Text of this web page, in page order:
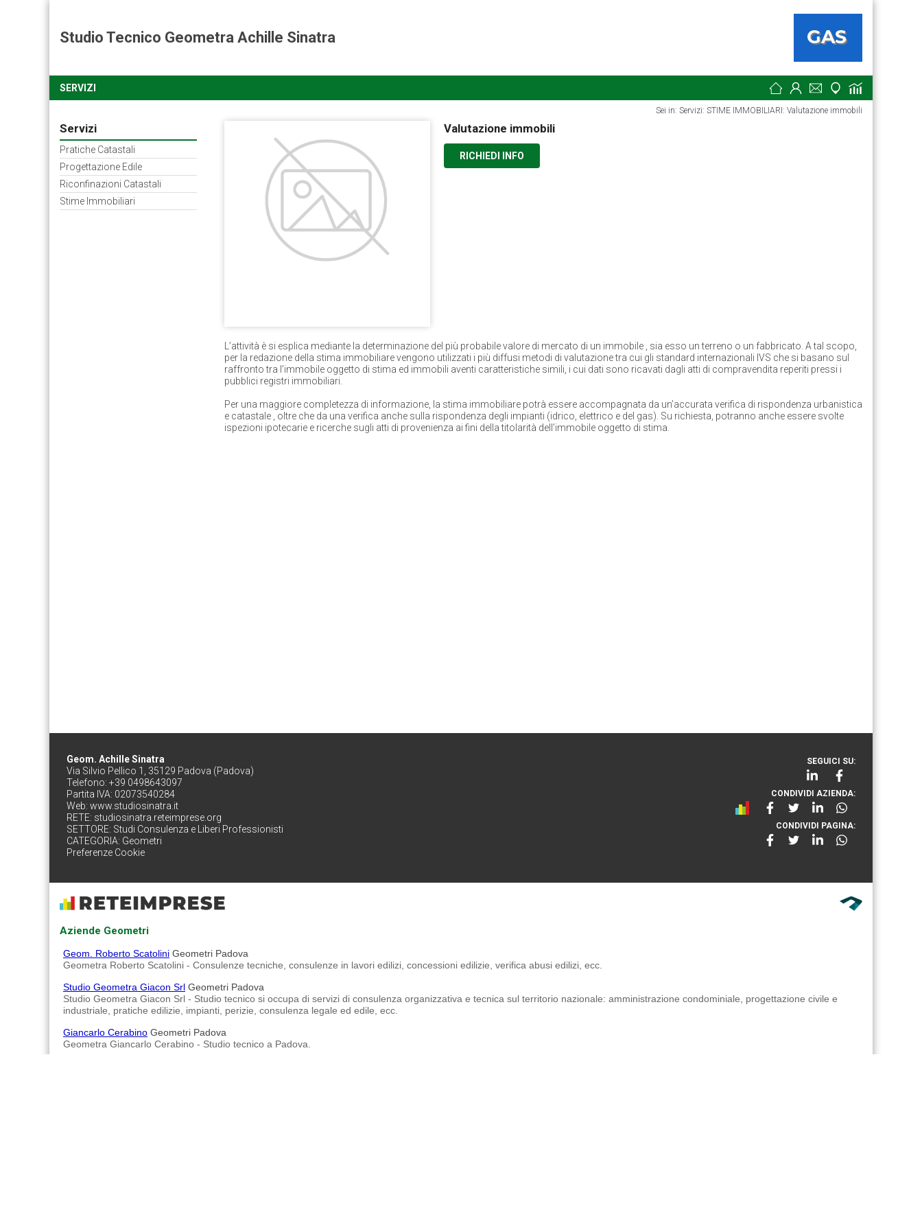
Studio Tecnico Geometra Achille Sinatra
SERVIZI
Servizi
Pratiche Catastali
Progettazione Edile
Riconfinazioni Catastali
Stime Immobiliari
Sei in: Servizi: STIME IMMOBILIARI: Valutazione immobili
Valutazione immobili
RICHIEDI INFO
L’attività è si esplica mediante la determinazione del più probabilevalore di mercato di un immobile , sia esso un terreno o un fabbricato. A tal scopo,
per la redazione della stima immobiliarevengono utilizzati i più diffusi metodi di valutazione tra cui gli standard internazionali IVS che si basano sul
raffronto tra l’immobile oggetto di stima ed immobili aventi caratteristiche simili, i cui dati sono ricavati dagli atti di compravendita reperiti pressi i
pubblici registri immobiliari.
Per una maggiore completezza di informazione, la stima immobiliare potrà essere accompagnata da un’accurata verifica di rispondenza urbanistica
e catastale , oltre che da una verifica anche sulla rispondenza degli impianti (idrico, elettrico e del gas). Su richiesta, potranno anche essere svolte
ispezioni ipotecarie e ricerche sugli atti di provenienza ai fini della titolarità dell’immobile oggetto di stima.
Geom. Achille Sinatra
Via Silvio Pellico 1, 35129 Padova (Padova)
Telefono: +39 0498643097
Partita IVA: 02073540284
Web: www.studiosinatra.it
RETE: studiosinatra.reteimprese.org
SETTORE: Studi Consulenza e Liberi Professionisti
CATEGORIA: Geometri
Preferenze Cookie
SEGUICI SU:
CONDIVIDI AZIENDA:
CONDIVIDI PAGINA:
Aziende Geometri
Geom. Roberto Scatolini Geometri Padova
Geometra Roberto Scatolini - Consulenze tecniche, consulenze in lavori edilizi, concessioni edilizie, verifica abusi edilizi, ecc.
Studio Geometra Giacon Srl Geometri Padova
Studio Geometra Giacon Srl - Studio tecnico si occupa di servizi di consulenza organizzativa e tecnica sul territorio nazionale: amministrazione condominiale, progettazione civile e
industriale, pratiche edilizie, impianti, perizie, consulenza legale ed edile, ecc.
Giancarlo Cerabino Geometri Padova
Geometra Giancarlo Cerabino - Studio tecnico a Padova.